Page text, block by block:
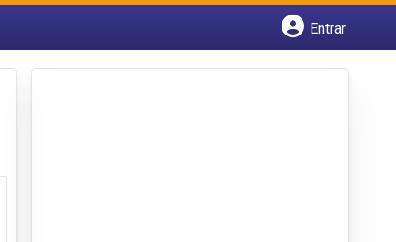
Entrar